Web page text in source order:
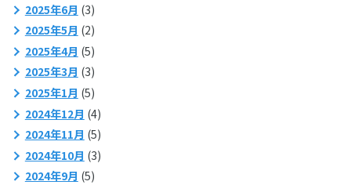
2025年6月 (3)
2025年5月 (2)
2025年4月 (5)
2025年3月 (3)
2025年1月 (5)
2024年12月 (4)
2024年11月 (5)
2024年10月 (3)
2024年9月 (5)